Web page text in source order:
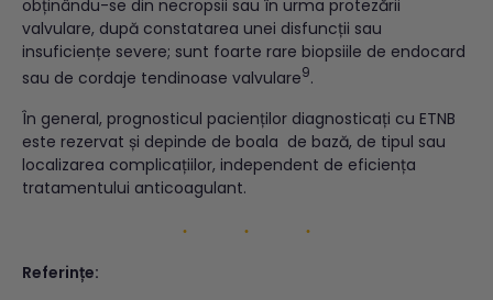
obținându-se din necropsii sau în urma protezării
valvulare, după constatarea unei disfuncții sau
insuficiențe severe; sunt foarte rare biopsiile de endocard
sau de cordaje tendinoase valvulare9.
În general, prognosticul pacienților diagnosticați cu ETNB
este rezervat și depinde de boala de bază, de tipul sau
localizarea complicațiilor, independent de eficiența
tratamentului anticoagulant.
Referințe: